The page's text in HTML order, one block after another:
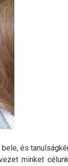
és
minket